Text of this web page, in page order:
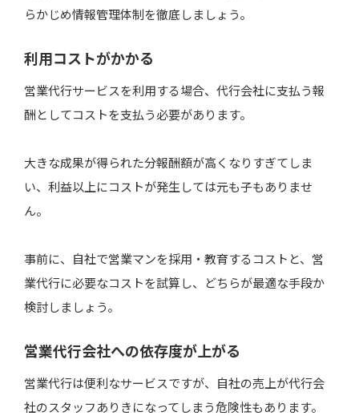
らかじめ情報管理体制を徹底しましょう。
利用コストがかかる
営業代行サービスを利用する場合、代行会社に支払う報
酬としてコストを支払う必要があります。
大きな成果が得られた分報酬額が高くなりすぎてしま
い、利益以上にコストが発生しては元も子もありませ
ん。
事前に、自社で営業マンを採用・教育するコストと、営
業代行に必要なコストを試算し、どちらが最適な手段か
検討しましょう。
営業代行会社への依存度が上がる
営業代行は便利なサービスですが、自社の売上が代行会
社のスタッフありきになってしまう危険性もあります。